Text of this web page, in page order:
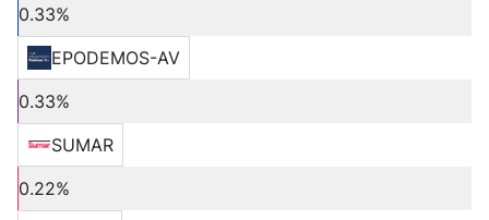
0.33%
EPODEMOS-AV
0.33%
SUMAR
0.22%